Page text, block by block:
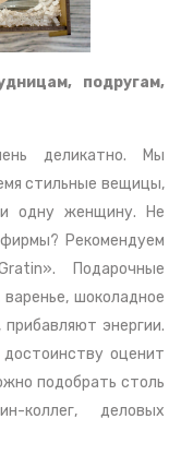
подругам,
деликатно. Мы
стильные вещицы,
одну женщину. Не
Рекомендуем
Подарочные
шоколадное
энергии.
оценит
подобрать столь
коллег, деловых